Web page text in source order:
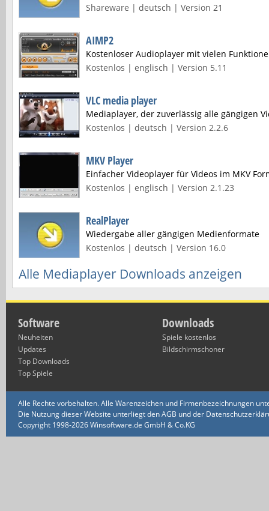
Shareware | deutsch | Version 21
AIMP2
Kostenloser Audioplayer mit vielen
Kostenlos | englisch | Version 5.11
VLC media player
Mediaplayer, der zuverlässig alle gängigen
Kostenlos | deutsch | Version 2.2.6
MKV Player
Einfacher Videoplayer für Videos im MKV
Kostenlos | englisch | Version 2.1.23
RealPlayer
Wiedergabe aller gängigen Medienformate
Kostenlos | deutsch | Version 16.0
Alle Mediaplayer Downloads anzeigen
Software
Neuheiten
Updates
Top Downloads
Top Spiele
Downloads
Spiele kostenlos
Bildschirmschoner
Alle Rechte vorbehalten. Alle Warenzeichen und Firmenbezeichnungen
Die Nutzung dieser Website unterliegt den AGB und der
Copyright 1998-2026 Winsoftware.de GmbH & Co.KG